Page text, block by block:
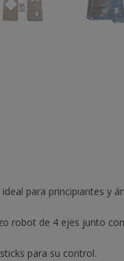
para principiantes y
robot de 4 ejes junto
para su control.